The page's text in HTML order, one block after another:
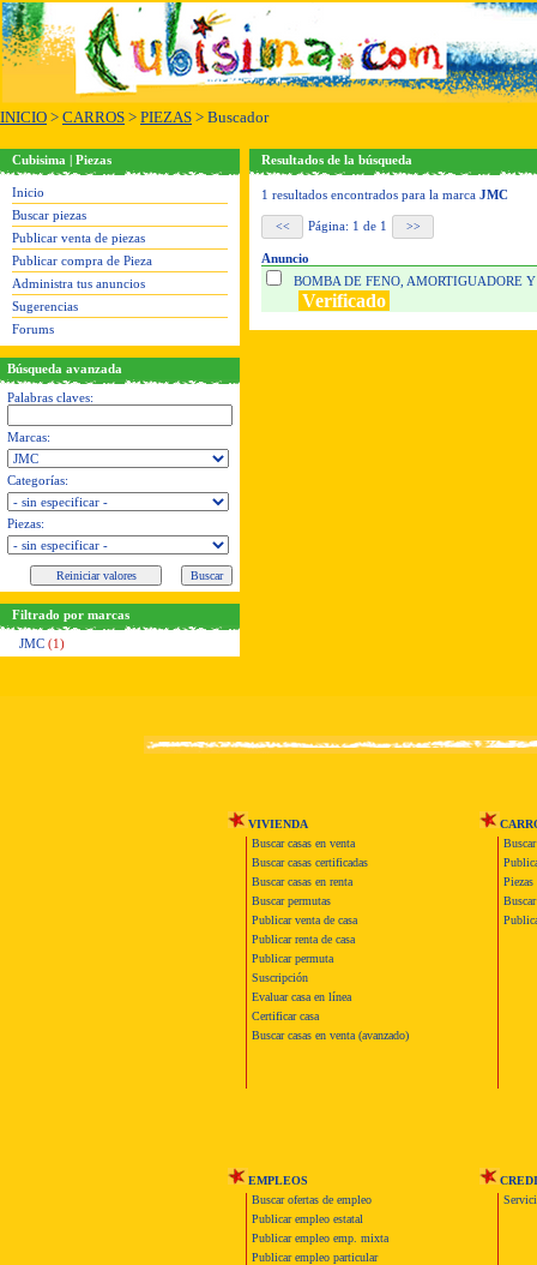
INICIO > CARROS > PIEZAS > Buscador
Cubisima | Piezas
Inicio
Buscar piezas
Publicar venta de piezas
Publicar compra de Pieza
Administra tus anuncios
Sugerencias
Forums
Búsqueda avanzada
Palabras claves:
Marcas:
Categorías:
Piezas:
Filtrado por marcas
JMC (1)
Resultados de la búsqueda
1 resultados encontrados para la marca JMC
Página: 1 de 1
Anuncio
BOMBA DE FENO, AMORTIGUADORE
Verificado
VIVIENDA
Buscar casas en venta
Buscar casas certificadas
Buscar casas en renta
Buscar permutas
Publicar venta de casa
Publicar renta de casa
Publicar permuta
Suscripción
Evaluar casa en línea
Certificar casa
Buscar casas en venta (avanzado)
Piezas
EMPLEOS
Buscar ofertas de empleo
Publicar empleo estatal
Publicar empleo emp. mixta
Publicar empleo particular